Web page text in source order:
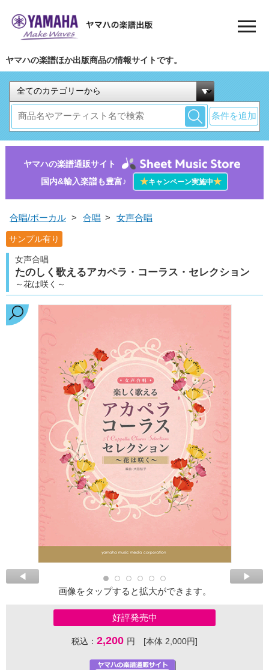
ヤマハの楽譜ほか出版商品の情報サイトです。
条件を追加
ヤマハの楽譜通販サイト
国内&輸入楽譜も豊富♪
★キャンペーン実施中★
合唱/ボーカル > 合唱 > 女声合唱
サンプル有り
女声合唱
たのしく歌えるアカペラ・コーラス・セレクション
～花は咲く～
画像をタップすると拡大ができます。
好評発売中
税込： 2,200 円 [本体 2,000円]